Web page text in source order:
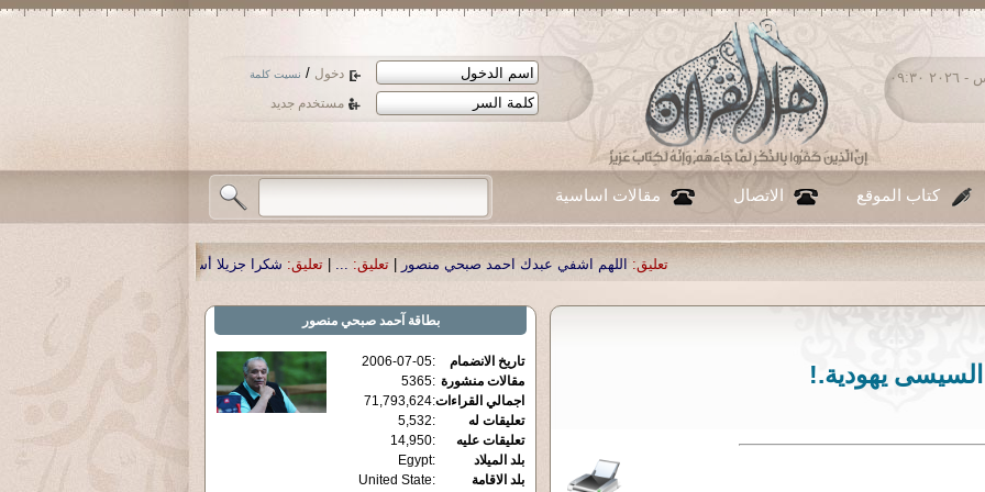
دخول / نسيت كلمة
مستخدم جديد
الخميس ٠٦ - أغسطس - ٢٠٢٦ ٠٩:٣٠
كتاب الموقع الاتصال مقالات اساسية
اللهم اشفي عبدك احمد صبحي منصور|تعليق: ... تعليق: شكرا جزيلا أستاذ حمد الحمد .أكرمكم الله .
السيسى يهودية.!
بطاقة آحمد صبحي منصور
تاريخ الانضمام :
2006-07-05
مقالات منشورة :
5365
اجمالي القراءات:
71,793,624
تعليقات له
:
5,532
تعليقات عليه
:
14,950
بلد الميلاد
:
Egypt
بلد الاقامة
:
United State